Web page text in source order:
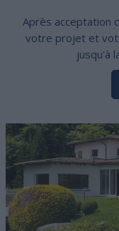
Après acceptation
votre projet et
jusqu'à